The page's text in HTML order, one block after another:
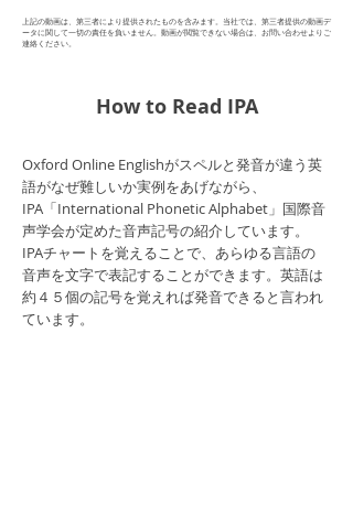
上記の動画は、第三者により提供されたものを含みます。当社では、第三者提供の動画デ
ータに関して一切の責任を負いません。動画が閲覧できない場合は、お問い合わせよりご
連絡ください。
How to Read IPA
Oxford Online Englishがスペルと発音が違う英
語がなぜ難しいか実例をあげながら、
IPA「International Phonetic Alphabet」国際音
声学会が定めた音声記号の紹介しています。
IPAチャートを覚えることで、あらゆる言語の
音声を文字で表記することができます。英語は
約４５個の記号を覚えれば発音できると言われ
ています。